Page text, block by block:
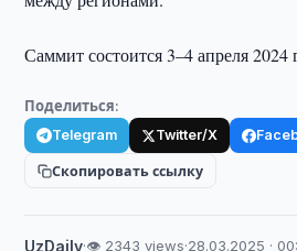
Саммит состоится 3–4 апреля 2024
Поделиться:
Telegram Twitter/X
Скопировать ссылку
UzDaily·👁 2343 views·28.03.2025 ·